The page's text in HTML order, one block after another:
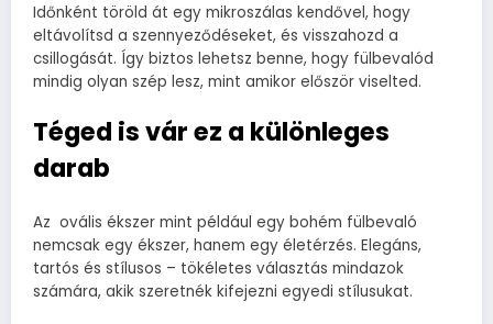
Időnként töröld át egy mikroszálas kendővel, hogy
eltávolítsd a szennyeződéseket, és visszahozd a
csillogását. Így biztos lehetsz benne, hogy fülbevalód
mindig olyan szép lesz, mint amikor először viselted.
Téged is vár ez a különleges
darab
Az ovális ékszer mint például egy bohém fülbevaló
nemcsak egy ékszer, hanem egy életérzés. Elegáns,
tartós és stílusos – tökéletes választás mindazok
számára, akik szeretnék kifejezni egyedi stílusukat.